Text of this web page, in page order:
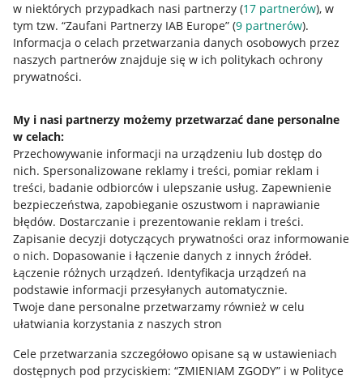
w niektórych przypadkach nasi partnerzy (17 partnerów), w
tym tzw. “Zaufani Partnerzy IAB Europe” (9 partnerów).
Informacja o celach przetwarzania danych osobowych przez
naszych partnerów znajduje się w ich politykach ochrony
prywatności.
My i nasi partnerzy możemy przetwarzać dane personalne
w celach:
Przechowywanie informacji na urządzeniu lub dostęp do
nich. Spersonalizowane reklamy i treści, pomiar reklam i
treści, badanie odbiorców i ulepszanie usług. Zapewnienie
bezpieczeństwa, zapobieganie oszustwom i naprawianie
błędów. Dostarczanie i prezentowanie reklam i treści.
Zapisanie decyzji dotyczących prywatności oraz informowanie
o nich. Dopasowanie i łączenie danych z innych źródeł.
Łączenie różnych urządzeń. Identyfikacja urządzeń na
podstawie informacji przesyłanych automatycznie.
Twoje dane personalne przetwarzamy również w celu
ułatwiania korzystania z naszych stron
Cele przetwarzania szczegółowo opisane są w ustawieniach
dostępnych pod przyciskiem: “ZMIENIAM ZGODY” i w Polityce
Przydatne informacje
Jak to działa
Allegro Gadane dla sprzedających
Allegro Gadane dla kupujących
Mapa miejscowości
Informacje prawne
Regulamin
Polityka plików "cookies"
Ustawienia plików "cookies"
Udostępnianie lokalizacji